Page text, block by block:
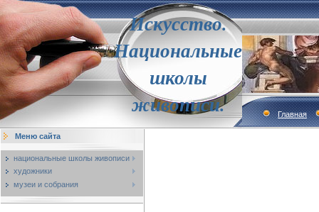
Искусство.
Национальные
школы
живописи.
Главная
Меню сайта
национальные школы живописи
художники
музеи и собрания